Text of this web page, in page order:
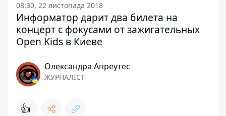
08:30, 22 листопада 2018
Информатор дарит два билета на
концерт с фокусами от зажигательных
Open Kids в Киеве
Олександра Апреутес
ЖУРНАЛІСТ
👍